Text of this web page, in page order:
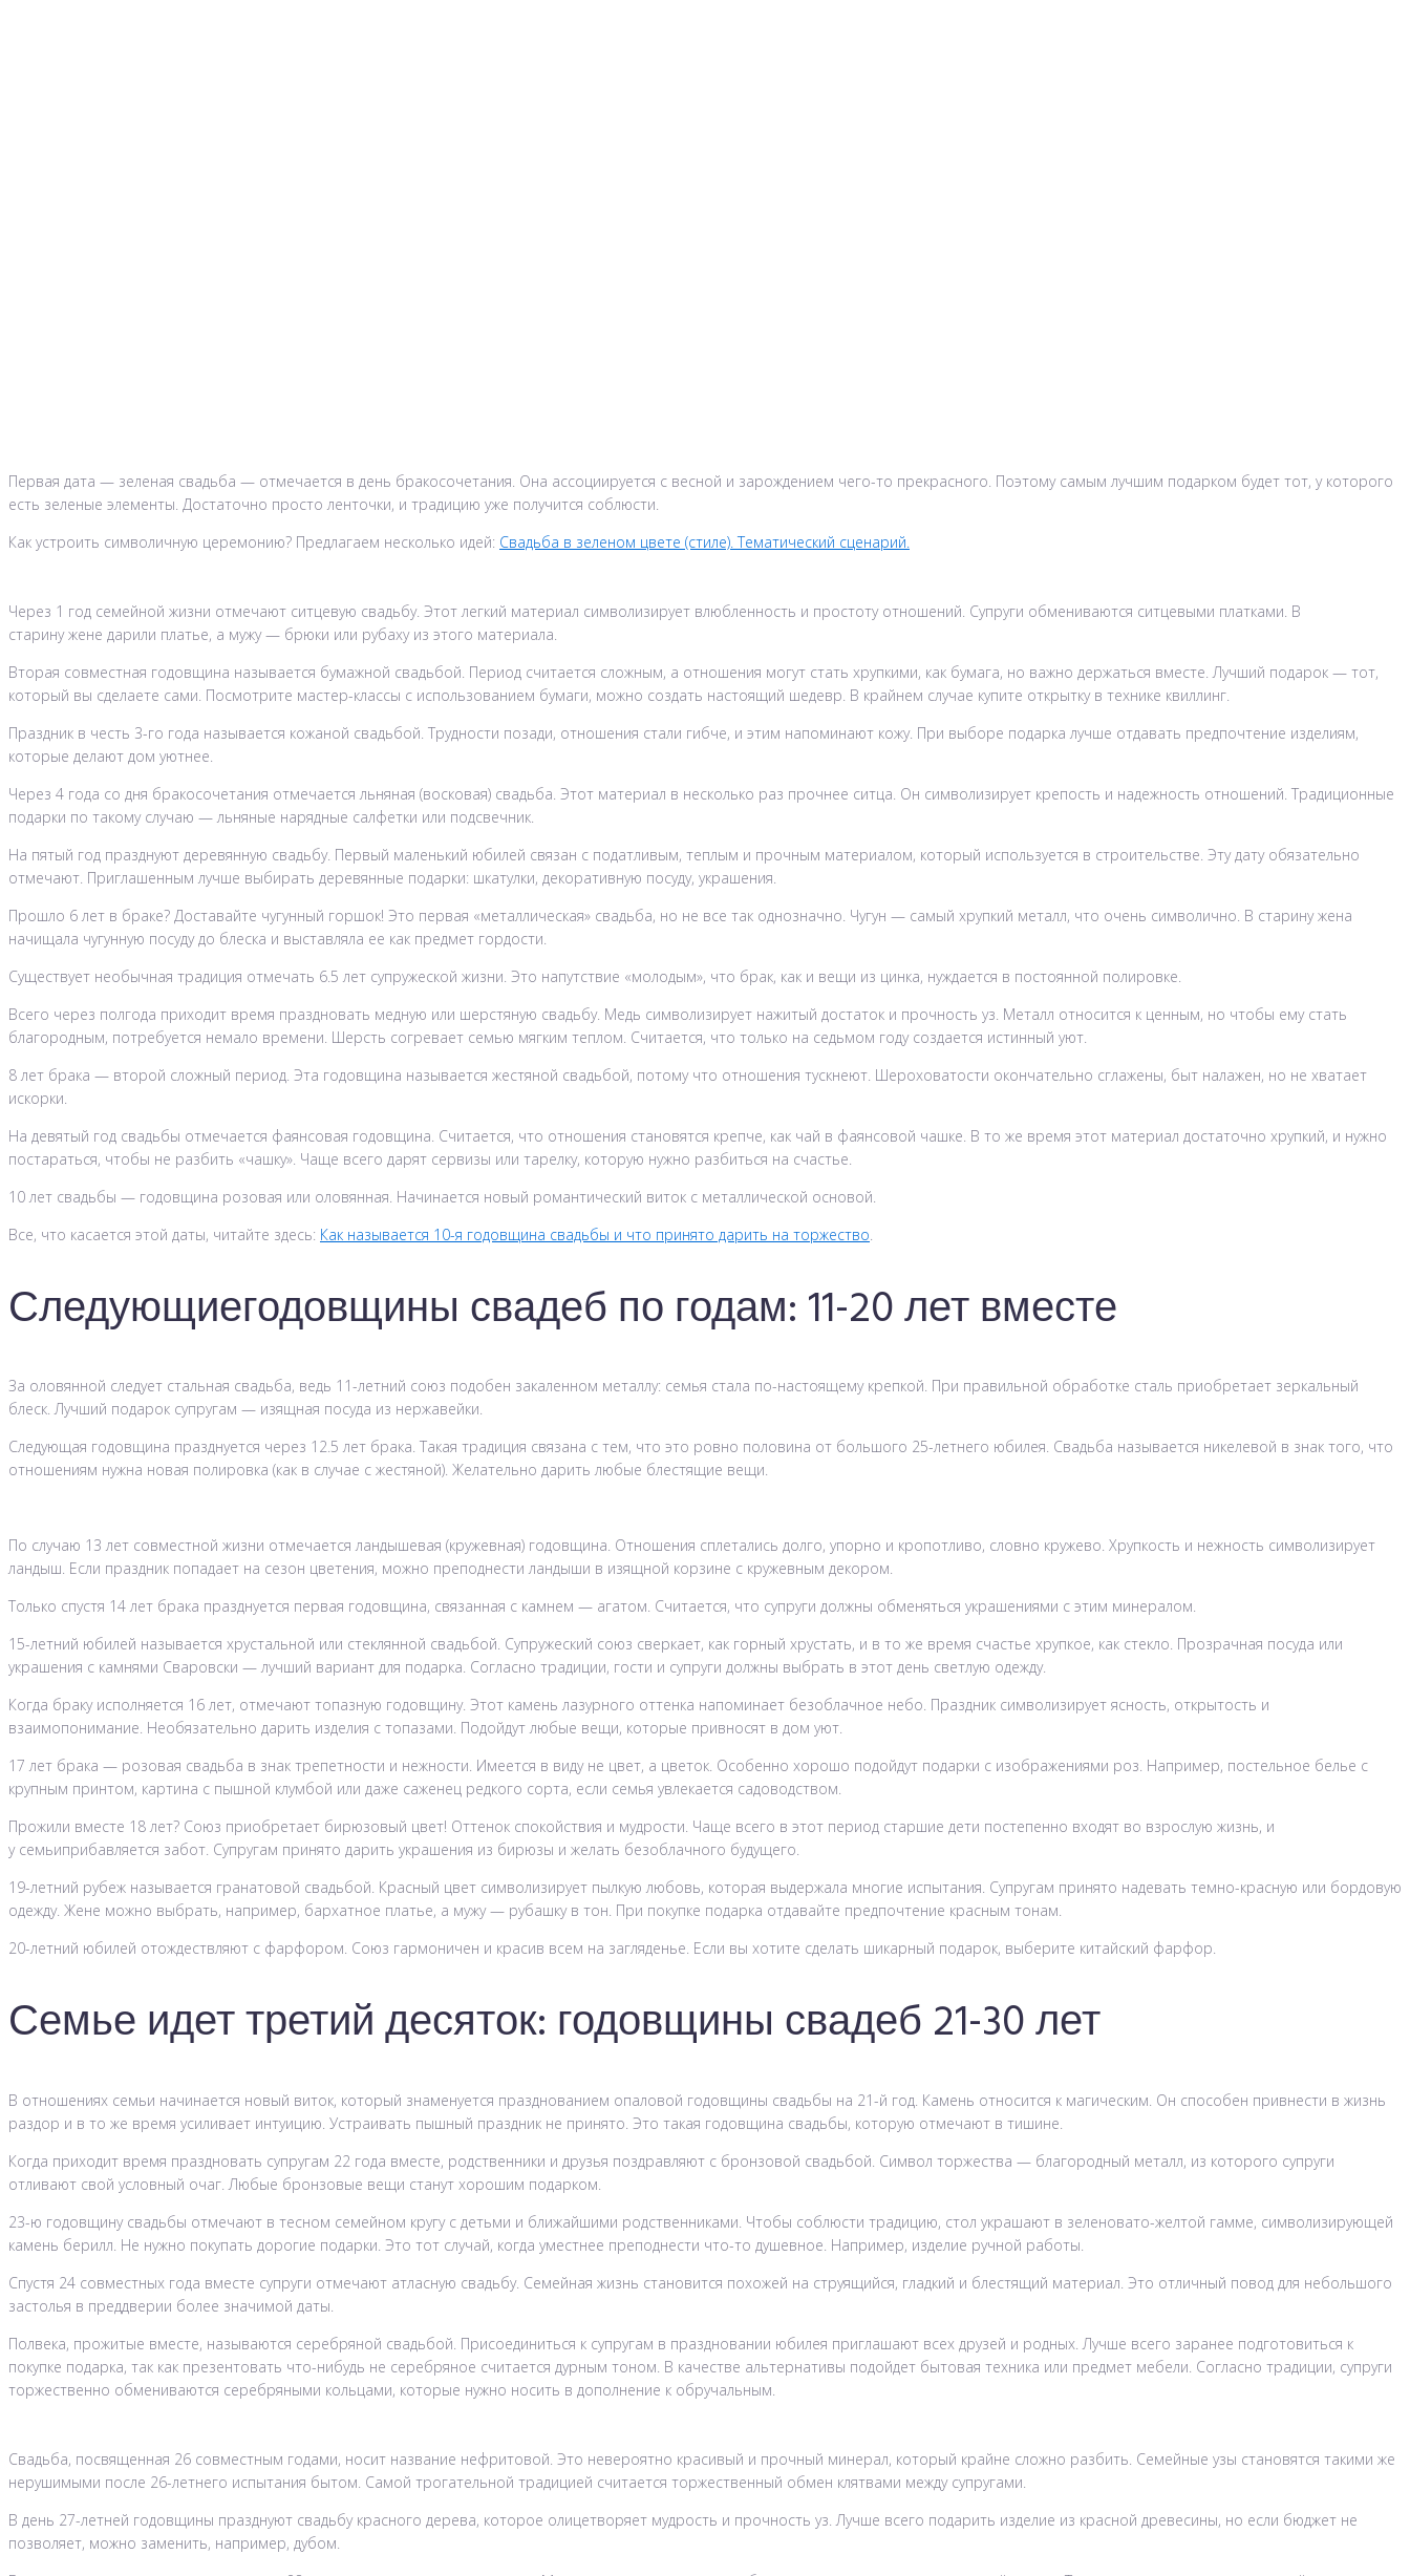
Первая дата — зеленая свадьба — отмечается в день бракосочетания. Она ассоциируется с весной и зарождением чего-то прекрасного. Поэтому самым лучшим подарком будет тот, у которого
есть зеленые элементы. Достаточно просто ленточки, и традицию уже получится соблюсти.
Как устроить символичную церемонию? Предлагаем несколько идей: Свадьба в зеленом цвете (стиле). Тематический сценарий.
Через 1 год семейной жизни отмечают ситцевую свадьбу. Этот легкий материал символизирует влюбленность и простоту отношений. Супруги обмениваются ситцевыми платками. В
старину жене дарили платье, а мужу — брюки или рубаху из этого материала.
Вторая совместная годовщина называется бумажной свадьбой. Период считается сложным, а отношения могут стать хрупкими, как бумага, но важно держаться вместе. Лучший подарок — тот,
который вы сделаете сами. Посмотрите мастер-классы с использованием бумаги, можно создать настоящий шедевр. В крайнем случае купите открытку в технике квиллинг.
Праздник в честь 3-го года называется кожаной свадьбой. Трудности позади, отношения стали гибче, и этим напоминают кожу. При выборе подарка лучше отдавать предпочтение изделиям,
которые делают дом уютнее.
Через 4 года со дня бракосочетания отмечается льняная (восковая) свадьба. Этот материал в несколько раз прочнее ситца. Он символизирует крепость и надежность отношений. Традиционные
подарки по такому случаю — льняные нарядные салфетки или подсвечник.
На пятый год празднуют деревянную свадьбу. Первый маленький юбилей связан с податливым, теплым и прочным материалом, который используется в строительстве. Эту дату обязательно
отмечают. Приглашенным лучше выбирать деревянные подарки: шкатулки, декоративную посуду, украшения.
Прошло 6 лет в браке? Доставайте чугунный горшок! Это первая «металлическая» свадьба, но не все так однозначно. Чугун — самый хрупкий металл, что очень символично. В старину жена
начищала чугунную посуду до блеска и выставляла ее как предмет гордости.
Существует необычная традиция отмечать 6.5 лет супружеской жизни. Это напутствие «молодым», что брак, как и вещи из цинка, нуждается в постоянной полировке.
Всего через полгода приходит время праздновать медную или шерстяную свадьбу. Медь символизирует нажитый достаток и прочность уз. Металл относится к ценным, но чтобы ему стать
благородным, потребуется немало времени. Шерсть согревает семью мягким теплом. Считается, что только на седьмом году создается истинный уют.
8 лет брака — второй сложный период. Эта годовщина называется жестяной свадьбой, потому что отношения тускнеют. Шероховатости окончательно сглажены, быт налажен, но не хватает
искорки.
На девятый год свадьбы отмечается фаянсовая годовщина. Считается, что отношения становятся крепче, как чай в фаянсовой чашке. В то же время этот материал достаточно хрупкий, и нужно
постараться, чтобы не разбить «чашку». Чаще всего дарят сервизы или тарелку, которую нужно разбиться на счастье.
10 лет свадьбы — годовщина розовая или оловянная. Начинается новый романтический виток с металлической основой.
Все, что касается этой даты, читайте здесь: Как называется 10-я годовщина свадьбы и что принято дарить на торжество
Следующиегодовщины свадеб по годам: 11-20 лет вместе
За оловянной следует стальная свадьба, ведь 11-летний союз подобен закаленном металлу: семья стала по-настоящему крепкой. При правильной обработке сталь приобретает зеркальный
блеск. Лучший подарок супругам — изящная посуда из нержавейки.
Следующая годовщина празднуется через 12.5 лет брака. Такая традиция связана с тем, что это ровно половина от большого 25-летнего юбилея. Свадьба называется никелевой в знак того, что
отношениям нужна новая полировка (как в случае с жестяной). Желательно дарить любые блестящие вещи.
По случаю 13 лет совместной жизни отмечается ландышевая (кружевная) годовщина. Отношения сплетались долго, упорно и кропотливо, словно кружево. Хрупкость и нежность символизирует
ландыш. Если праздник попадает на сезон цветения, можно преподнести ландыши в изящной корзине с кружевным декором.
Только спустя 14 лет брака празднуется первая годовщина, связанная с камнем — агатом. Считается, что супруги должны обменяться украшениями с этим минералом.
15-летний юбилей называется хрустальной или стеклянной свадьбой. Супружеский союз сверкает, как горный хрустать, и в то же время счастье хрупкое, как стекло. Прозрачная посуда или
украшения с камнями Сваровски — лучший вариант для подарка. Согласно традиции, гости и супруги должны выбрать в этот день светлую одежду.
Когда браку исполняется 16 лет, отмечают топазную годовщину. Этот камень лазурного оттенка напоминает безоблачное небо. Праздник символизирует ясность, открытость и
взаимопонимание. Необязательно дарить изделия с топазами. Подойдут любые вещи, которые привносят в дом уют.
17 лет брака — розовая свадьба в знак трепетности и нежности. Имеется в виду не цвет, а цветок. Особенно хорошо подойдут подарки с изображениями роз. Например, постельное белье с
крупным принтом, картина с пышной клумбой или даже саженец редкого сорта, если семья увлекается садоводством.
Прожили вместе 18 лет? Союз приобретает бирюзовый цвет! Оттенок спокойствия и мудрости. Чаще всего в этот период старшие дети постепенно входят во взрослую жизнь, и
у семьиприбавляется забот. Супругам принято дарить украшения из бирюзы и желать безоблачного будущего.
19-летний рубеж называется гранатовой свадьбой. Красный цвет символизирует пылкую любовь, которая выдержала многие испытания. Супругам принято надевать темно-красную или бордовую
одежду. Жене можно выбрать, например, бархатное платье, а мужу — рубашку в тон. При покупке подарка отдавайте предпочтение красным тонам.
20-летний юбилей отождествляют с фарфором. Союз гармоничен и красив всем на загляденье. Если вы хотите сделать шикарный подарок, выберите китайский фарфор.
Семье идет третий десяток: годовщины свадеб 21-30 лет
В отношениях семьи начинается новый виток, который знаменуется празднованием опаловой годовщины свадьбы на 21-й год. Камень относится к магическим. Он способен привнести в жизнь
раздор и в то же время усиливает интуицию. Устраивать пышный праздник не принято. Это такая годовщина свадьбы, которую отмечают в тишине.
Когда приходит время праздновать супругам 22 года вместе, родственники и друзья поздравляют с бронзовой свадьбой. Символ торжества — благородный металл, из которого супруги
отливают свой условный очаг. Любые бронзовые вещи станут хорошим подарком.
23-ю годовщину свадьбы отмечают в тесном семейном кругу с детьми и ближайшими родственниками. Чтобы соблюсти традицию, стол украшают в зеленовато-желтой гамме, символизирующей
камень берилл. Не нужно покупать дорогие подарки. Это тот случай, когда уместнее преподнести что-то душевное. Например, изделие ручной работы.
Спустя 24 совместных года вместе супруги отмечают атласную свадьбу. Семейная жизнь становится похожей на струящийся, гладкий и блестящий материал. Это отличный повод для небольшого
застолья в преддверии более значимой даты.
Полвека, прожитые вместе, называются серебряной свадьбой. Присоединиться к супругам в праздновании юбилея приглашают всех друзей и родных. Лучше всего заранее подготовиться к
покупке подарка, так как презентовать что-нибудь не серебряное считается дурным тоном. В качестве альтернативы подойдет бытовая техника или предмет мебели. Согласно традиции, супруги
торжественно обмениваются серебряными кольцами, которые нужно носить в дополнение к обручальным.
Свадьба, посвященная 26 совместным годами, носит название нефритовой. Это невероятно красивый и прочный минерал, который крайне сложно разбить. Семейные узы становятся такими же
нерушимыми после 26-летнего испытания бытом. Самой трогательной традицией считается торжественный обмен клятвами между супругами.
В день 27-летней годовщины празднуют свадьбу красного дерева, которое олицетворяет мудрость и прочность уз. Лучше всего подарить изделие из красной древесины, но если бюджет не
позволяет, можно заменить, например, дубом.